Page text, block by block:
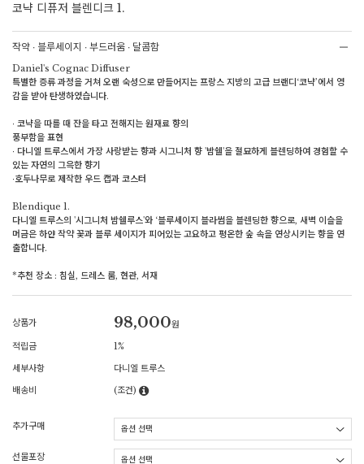
코냑 디퓨저 블렌디크 1.
작약 ∙ 블루세이지 ∙ 부드러움 ∙ 달콤함
Daniel's Cognac Diffuser
특별한 증류 과정을 거쳐 오랜 숙성으로 만들어지는 프랑스 지방의 고급 브랜디‘코냑’에서 영
감을 받아 탄생하였습니다.
∙ 코냑을 따를 때 잔을 타고 전해지는 원재료 향의
풍부함을 표현
∙ 다니엘 트루스에서 가장 사랑받는 향과 시그니처 향 '밤쉘'을 절묘하게 블렌딩하여 경험할 수
있는 자연의 그윽한 향기
∙호두나무로 제작한 우드 캡과 코스터
Blendique 1.
다니엘 트루스의 '시그니처 밤쉘루스'와 ‘블루세이지 블라썸을 블렌딩한 향으로, 새벽 이슬을
머금은 하얀 작약 꽃과 블루 세이지가 피어있는 고요하고 평온한 숲 속을 연상시키는 향을 연
출합니다.
*추천 장소 : 침실, 드레스 룸, 현관, 서재
상품가 98,000원
적립금
1%
세부사항
다니엘 트루스
배송비
(조건)
추가구매
선물포장